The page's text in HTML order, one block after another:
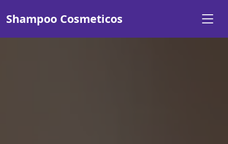
Shampoo Cosmeticos